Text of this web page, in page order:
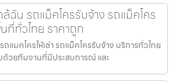
ล้ฉัน รถแม็คโครรับจ้าง รถแม็คโคร
ที่ทั่วไทย ราคาถูก
แมคโครให้เช่า รถแม็คโครรับจ้าง บริการทั่วไทย
ด้วยทีมงานที่มีประสบการณ์ และ